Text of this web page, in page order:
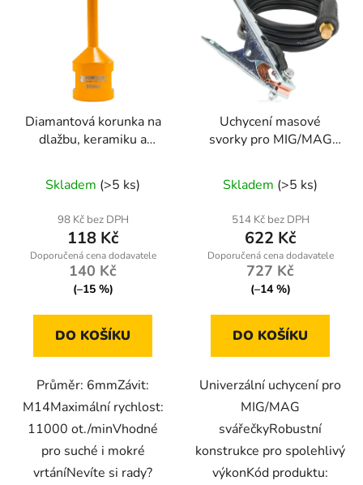
Diamantová korunka na
dlažbu, keramiku a
Skladem (>5 ks)
98 Kč bez DPH
118 Kč
140 Kč
(–15 %)
DO KOŠÍKU
Průměr: 6mmZávit:
M14Maximální rychlost:
11000 ot./minVhodné
pro suché i mokré
vrtáníNevíte si rady?
Uchycení masové
svorky pro MIG/MAG
RTMSTF0002-UM
Skladem (>5 ks)
514 Kč bez DPH
622 Kč
727 Kč
(–14 %)
DO KOŠÍKU
Univerzální uchycení pro
MIG/MAG
svářečkyRobustní
konstrukce pro spolehlivý
výkonKód produktu: